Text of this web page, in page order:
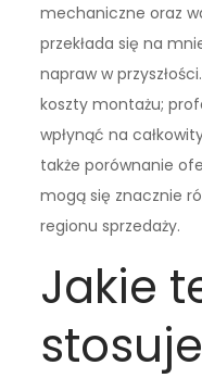
mechaniczne oraz
przekłada się na
napraw w
koszty montażu;
wpłynąć na
także porównanie
mogą się znacznie
regionu sprzedaży.
Jakie